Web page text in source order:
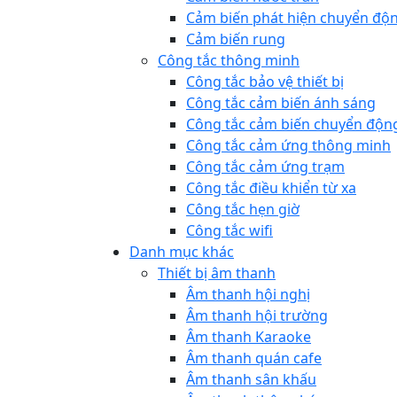
Cảm biến phát hiện chuyển
Cảm biến rung
Công tắc thông minh
Công tắc bảo vệ thiết bị
Công tắc cảm biến ánh sáng
Công tắc cảm biến chuyển
Công tắc cảm ứng thông minh
Công tắc cảm ứng trạm
Công tắc điều khiển từ xa
Công tắc hẹn giờ
Công tắc wifi
Danh mục khác
Thiết bị âm thanh
Âm thanh hội nghị
Âm thanh hội trường
Âm thanh Karaoke
Âm thanh quán cafe
Âm thanh sân khấu